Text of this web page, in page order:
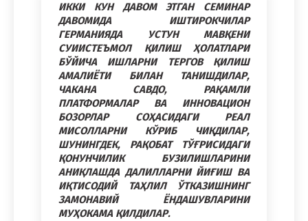
ИККИ КУН ДАВОМ ЭТГАН СЕМИНАР
ДАВОМИДА ИШТИРОКЧИЛАР
ГЕРМАНИЯДА УСТУН МАВҚЕНИ
СУИИСТЕЪМОЛ ҚИЛИШ ҲОЛАТЛАРИ
БЎЙИЧА ИШЛАРНИ ТЕРГОВ ҚИЛИШ
АМАЛИЁТИ БИЛАН ТАНИШДИЛАР,
ЧАКАНА САВДО, РАҚАМЛИ
ПЛАТФОРМАЛАР ВА ИННОВАЦИОН
БОЗОРЛАР СОҲАСИДАГИ РЕАЛ
МИСОЛЛАРНИКЎРИБ ЧИҚДИЛАР,
ШУНИНГДЕК, РАҚОБАТ ТЎҒРИСИДАГИ
ҚОНУНЧИЛИК БУЗИЛИШЛАРИНИ
АНИҚЛАШДА ДАЛИЛЛАРНИ ЙИҒИШ ВА
ИҚТИСОДИЙ ТАҲЛИЛ ЎТКАЗИШНИНГ
ЗАМОНАВИЙ ЁНДАШУВЛАРИНИ
МУҲОКАМА ҚИЛДИЛАР.